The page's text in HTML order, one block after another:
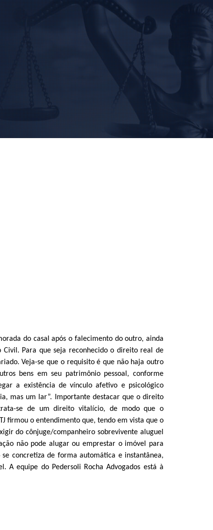
do casal após o falecimento do outro, ainda
Para que seja reconhecido o direito real de
Veja-se que o requisito é que não haja outro
bens em seu patrimônio pessoal, conforme
a existência de vínculo afetivo e psicológico
mas um lar”. Importante destacar que o direito
se de um direito vitalício, de modo que o
firmou o entendimento que, tendo em vista que o
do cônjuge/companheiro sobrevivente aluguel
não pode alugar ou emprestar o imóvel para
concretiza de forma automática e instantânea,
equipe do Pedersoli Rocha Advogados está à
BUSCAR
Home
Institucional
Área de Atuação